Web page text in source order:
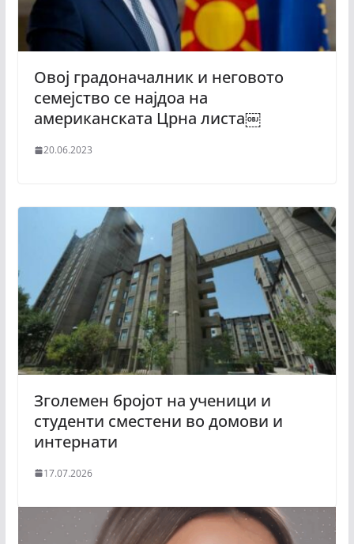
Овој градоначалник и неговото
семејство се најдoa на
американската Црна листа￼
20.06.2023
Зголемен бројот на ученици и
студенти сместени во домови и
интернати
17.07.2026